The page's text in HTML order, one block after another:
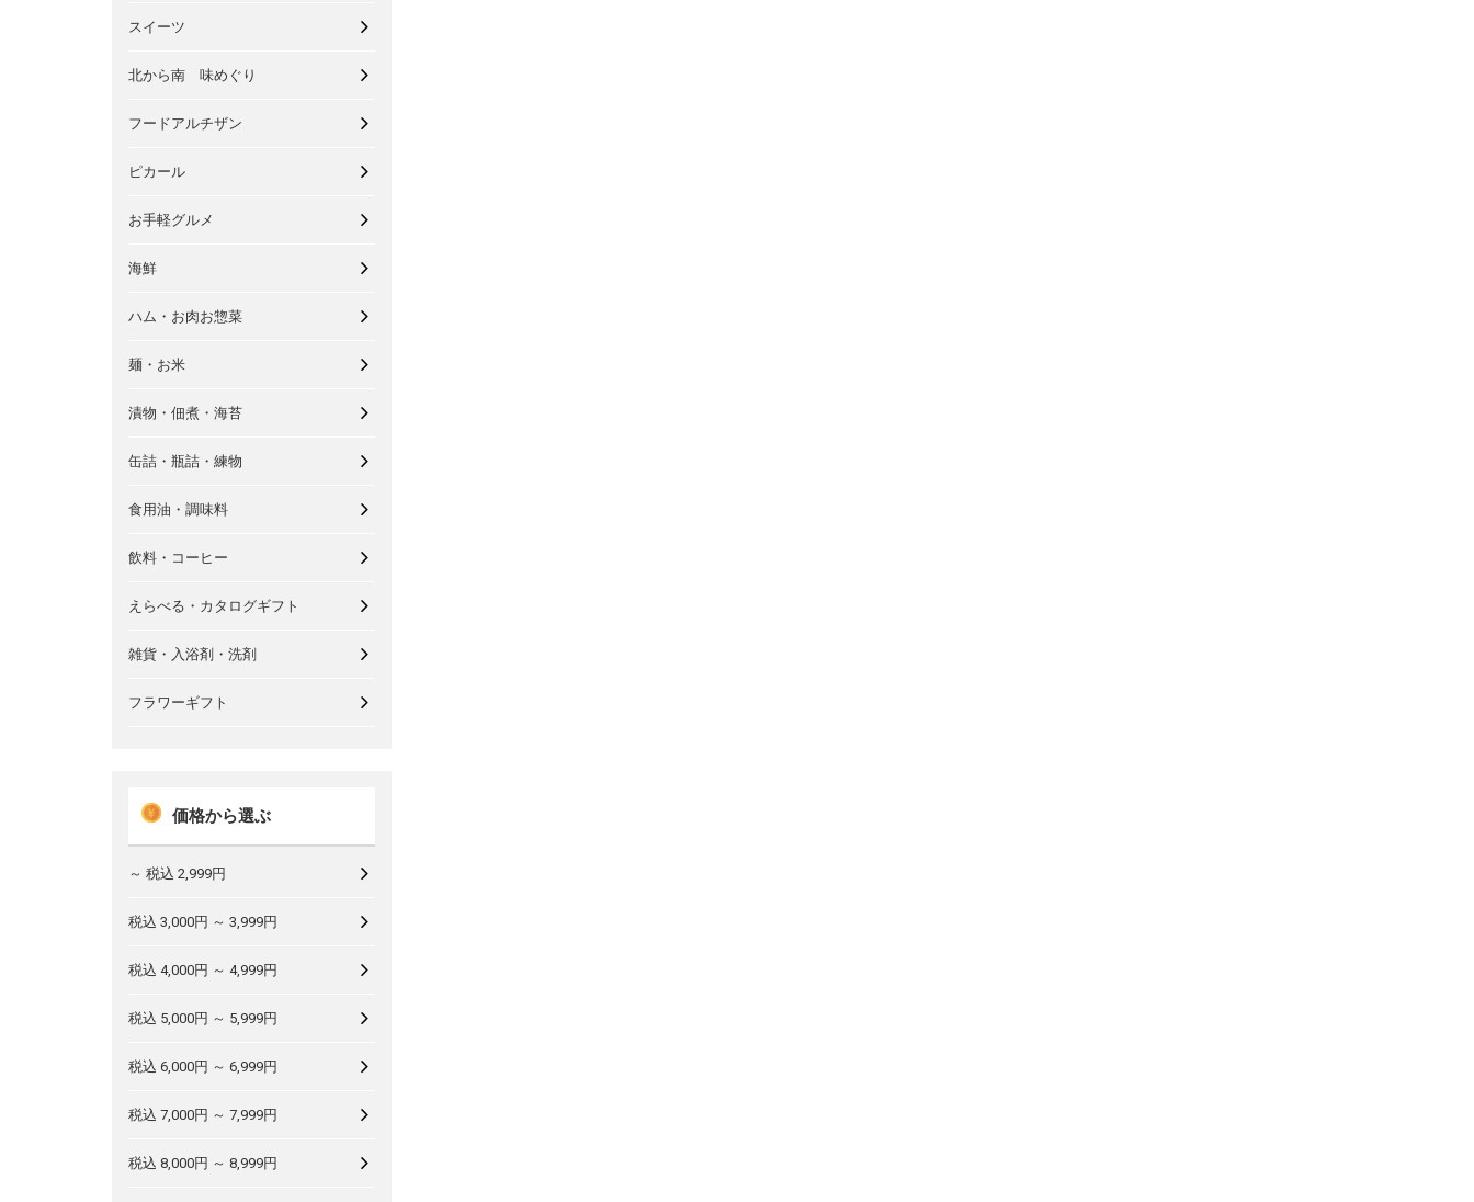
スイーツ
北から南 味めぐり
フードアルチザン
ピカール
お手軽グルメ
海鮮
ハム・お肉お惣菜
麺・お米
漬物・佃煮・海苔
缶詰・瓶詰・練物
食用油・調味料
飲料・コーヒー
えらべる・カタログギフト
雑貨・入浴剤・洗剤
フラワーギフト
価格から選ぶ
～ 税込 2,999円
税込 3,000円 ～ 3,999円
税込 4,000円 ～ 4,999円
税込 5,000円 ～ 5,999円
税込 6,000円 ～ 6,999円
税込 7,000円 ～ 7,999円
税込 8,000円 ～ 8,999円